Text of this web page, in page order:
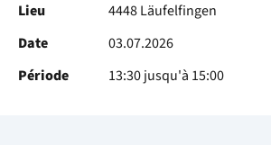
Lieu
4448 Läufelfingen
Date
03.07.2026
Période
13:30 jusqu'à 15:00